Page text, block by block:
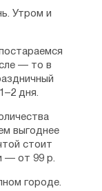
Утром и
— то в
дня.
выгоднее
стоит
— от 99 р.
городе.